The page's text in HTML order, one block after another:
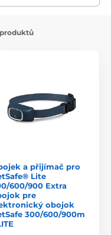
a přijímač pro
Lite
600/900 Extra
pre
obojok
300/600/900m